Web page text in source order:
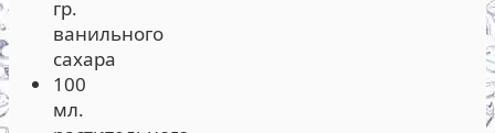
гр.
ванильного
сахара
100
мл.